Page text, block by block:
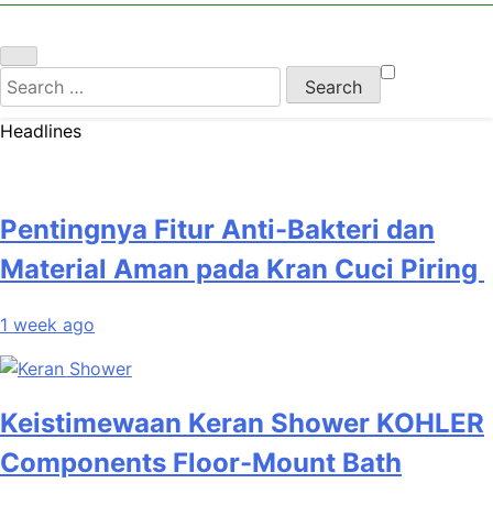
Search
for:
Headlines
Pentingnya Fitur Anti-Bakteri dan
Material Aman pada Kran Cuci Piring
1 week ago
Keistimewaan Keran Shower KOHLER
Components Floor-Mount Bath